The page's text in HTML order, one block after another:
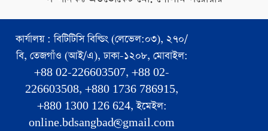
কার্যালয় : বিটিটিসি বিল্ডিং (লেভেল:০৩), ২৭০/
বি, তেজগাঁও (আই/এ), ঢাকা-১২০৮, মোবাইল:
+88 02-226603507, +88 02-
226603508, +880 1736 786915,
+880 1300 126 624, ইমেইল:
online.bdsangbad@gmail.com